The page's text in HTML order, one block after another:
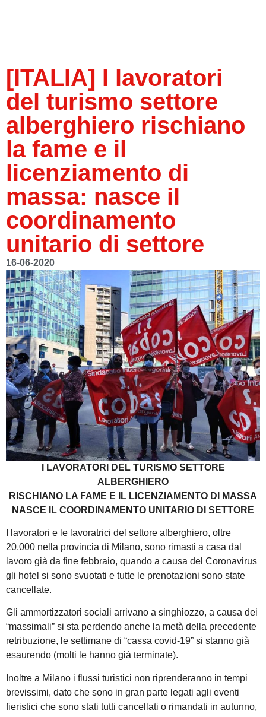
[ITALIA] I lavoratori
del turismo settore
alberghiero rischiano
la fame e il
licenziamento di
massa: nasce il
coordinamento
unitario di settore
16-06-2020
I LAVORATORI DEL TURISMO SETTORE
ALBERGHIERO
RISCHIANO LA FAME E IL LICENZIAMENTO DI MASSA
NASCE IL COORDINAMENTO UNITARIO DI SETTORE
I lavoratori e le lavoratrici del settore alberghiero, oltre
20.000 nella provincia di Milano, sono rimasti a casa dal
lavoro già da fine febbraio, quando a causa del Coronavirus
gli hotel si sono svuotati e tutte le prenotazioni sono state
cancellate.
Gli ammortizzatori sociali arrivano a singhiozzo, a causa dei
“massimali” si sta perdendo anche la metà della precedente
retribuzione, le settimane di “cassa covid-19” si stanno già
esaurendo (molti le hanno già terminate).
Inoltre a Milano i flussi turistici non riprenderanno in tempi
brevissimi, dato che sono in gran parte legati agli eventi
fieristici che sono stati tutti cancellati o rimandati in autunno,